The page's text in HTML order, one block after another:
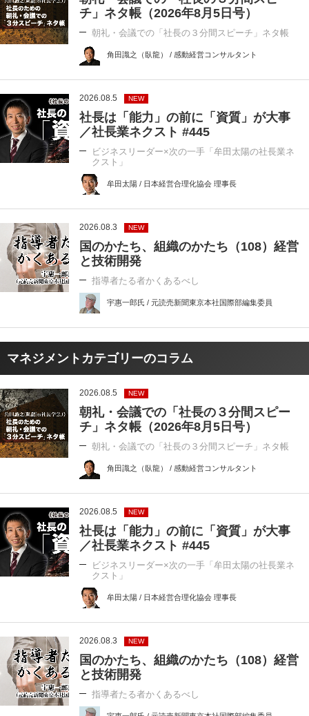
チ」ネタ帳（2026年8月5日号）
朝礼・会議での「社長の３分間スピーチ」ネタ帳
角田識之（臥龍） / 感動経営コンサルタント
2026.08.5 NEW
社長は「能力」の前に「資質」が大事
／社長業ネクスト #445
ビジネスリーダー×次の一手「牟田太陽の社長業ネ
クスト」
牟田太陽 / 日本経営合理化協会 理事長
2026.08.3 NEW
国のかたち、組織のかたち（108）経営
と技術開発
指導者たる者かくあるべし
宇惠一郎氏 / 元読売新聞東京本社国際部編集委員
マネジメントカテゴリーのコラム
2026.08.5 NEW
朝礼・会議での「社長の３分間スピー
チ」ネタ帳（2026年8月5日号）
朝礼・会議での「社長の３分間スピーチ」ネタ帳
角田識之（臥龍） / 感動経営コンサルタント
2026.08.5 NEW
社長は「能力」の前に「資質」が大事
／社長業ネクスト #445
ビジネスリーダー×次の一手「牟田太陽の社長業ネ
クスト」
牟田太陽 / 日本経営合理化協会 理事長
2026.08.3 NEW
国のかたち、組織のかたち（108）経営
と技術開発
指導者たる者かくあるべし